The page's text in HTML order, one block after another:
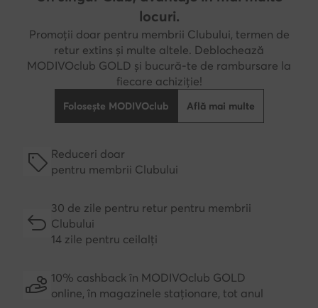
locuri.
Promoții doar pentru membrii Clubului, termen de
retur extins și multe altele. Deblochează
MODIVOclub GOLD și bucură-te de rambursare la
fiecare achiziție!
Folosește MODIVOclub Află mai multe
Reduceri doar
pentru membrii Clubului
30 de zile pentru retur pentru membrii
Clubului
14 zile pentru ceilalți
10% cashback în MODIVOclub GOLD
online, în magazinele staționare, tot anul